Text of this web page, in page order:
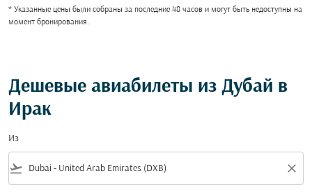
* Указанные цены были собраны за последние 48 часов и могут быть недоступны на
момент бронирования.
Дешевые авиабилеты из Дубай в
Ирак
Из
flight_takeoff close